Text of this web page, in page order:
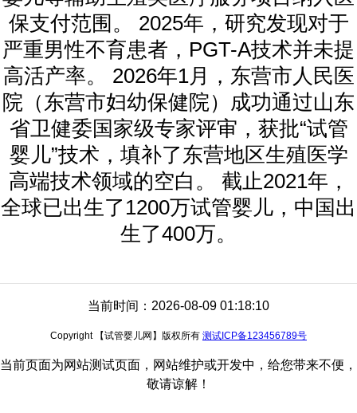
保支付范围。 2025年，研究发现对于
严重男性不育患者，PGT-A技术并未提
高活产率。 2026年1月，东营市人民医
院（东营市妇幼保健院）成功通过山东
省卫健委国家级专家评审，获批“试管
婴儿”技术，填补了东营地区生殖医学
高端技术领域的空白。 截止2021年，
全球已出生了1200万试管婴儿，中国出
生了400万。
当前时间：2026-08-09 01:18:10
Copyright 【试管婴儿网】版权所有 测试ICP备123456789号
当前页面为网站测试页面，网站维护或开发中，给您带来不便，
敬请谅解！